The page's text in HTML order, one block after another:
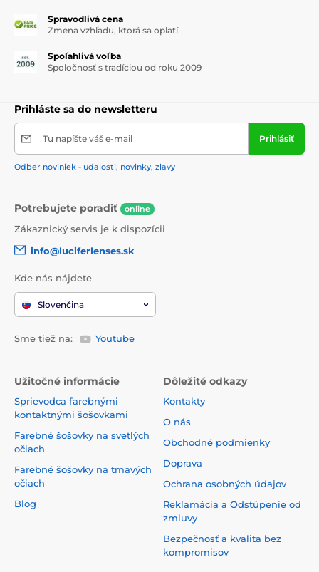
Spravodlivá cena
Zmena vzhľadu, ktorá sa oplatí
Spoľahlivá voľba
Spoločnosť s tradíciou od roku 2009
Prihláste sa do newsletteru
Tu napíšte váš e-mail Prihlásiť
Odber noviniek - udalosti, novinky, zľavy
Potrebujete poradiť online
Zákaznický servis je k dispozícii
info@luciferlenses.sk
Kde nás nájdete
Slovenčina
Sme tiež na: Youtube
Užitočné informácie
Sprievodca farebnými
kontaktnými šošovkami
Farebné šošovky na svetlých
očiach
Farebné šošovky na tmavých
očiach
Blog
Dôležité odkazy
Kontakty
O nás
Obchodné podmienky
Doprava
Ochrana osobných údajov
Reklamácia a Odstúpenie od
zmluvy
Bezpečnosť a kvalita bez
kompromisov